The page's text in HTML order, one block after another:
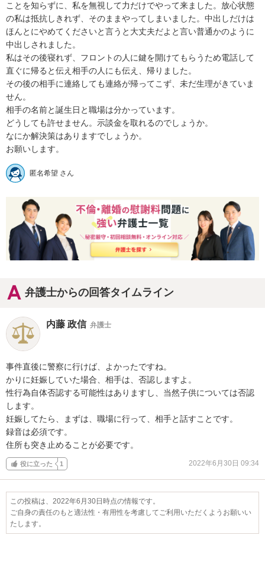
ことを知らずに、私を無視して力だけでやって来ました。放心状態
の私は抵抗しきれず、そのままやってしまいました。中出しだけは
ほんとにやめてくださいと言うと大丈夫だよと言い普通かのように
中出しされました。
私はその後寝れず、フロントの人に鍵を開けてもらうため電話して
直ぐに帰ると伝え相手の人にも伝え、帰りました。
その後の相手に連絡しても連絡が帰ってこず、未だ生理がきていま
せん。
相手の名前と誕生日と職場は分かっています。
どうしても許せません。示談金を取れるのでしょうか。
なにか解決策はありますでしょうか。
お願いします。
匿名希望 さん
弁護士からの回答タイムライン
内藤 政信 弁護士
事件直後に警察に行けば、よかったですね。
かりに妊娠していた場合、相手は、否認しますよ。
性行為自体否認する可能性はありますし、当然子供については否認
します。
妊娠してたら、まずは、職場に行って、相手と話すことです。
録音は必須です。
住所も突き止めることが必要です。
役に立った 1 2022年6月30日 09:34
この投稿は、2022年6月30日時点の情報です。
ご自身の責任のもと適法性・有用性を考慮してご利用いただくようお願いい
たします。